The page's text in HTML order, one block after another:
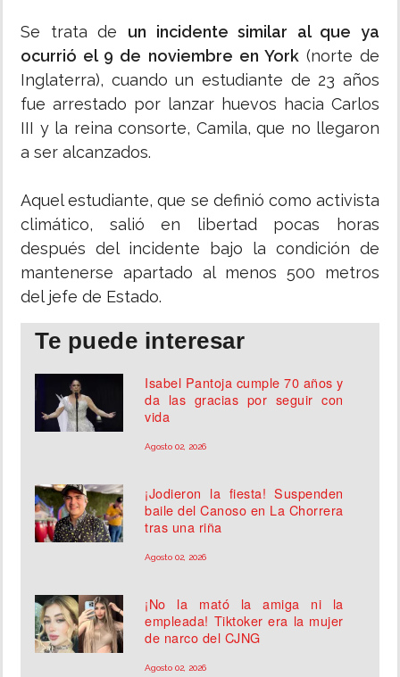
Se trata de un incidente similar al que ya
ocurrió el 9 de noviembre en York(norte de
Inglaterra), cuando un estudiante de 23 años
fue arrestado por lanzar huevos hacia Carlos
III y la reina consorte, Camila, que no llegaron
a ser alcanzados.
Aquel estudiante, que se definió como activista
climático, salió en libertad pocas horas
después del incidente bajo la condición de
mantenerse apartado al menos 500 metros
del jefe de Estado.
Te puede interesar
Isabel Pantoja cumple 70 años y
da las gracias por seguir con
vida
Agosto 02, 2026
¡Jodieron la fiesta! Suspenden
baile del Canoso en La Chorrera
tras una riña
Agosto 02, 2026
¡No la mató la amiga ni la
empleada! Tiktoker era la mujer
de narco del CJNG
Agosto 02, 2026